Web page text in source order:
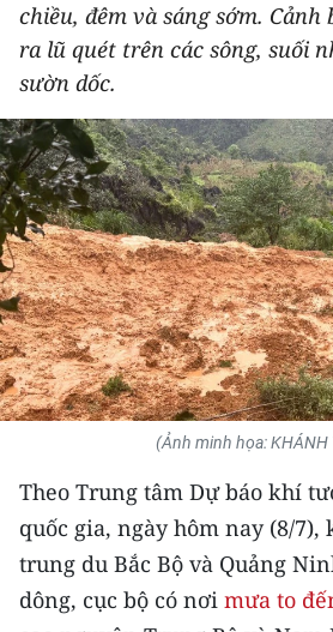
DU LỊCH
THẾ GIỚI
THỂ THAO
GIÁO DỤC
Y TẾ
KHOA HỌC - CÔNG NGHỆ
MÔI TRƯỜNG
KIỂM CHỨNG THÔNG TIN
TRI THỨC CHUYÊN SÂU
54 DÂN TỘC VIỆT NAM
chiều, đêm và sáng sớm. Cảnh
ra lũ quét trên các sông, suối
sườn dốc.
(Ảnh minh họa: KHÁNH
Theo Trung tâm Dự báo khí
quốc gia, ngày hôm nay (8/
trung du Bắc Bộ và Quảng
dông, cục bộ có nơi mưa to